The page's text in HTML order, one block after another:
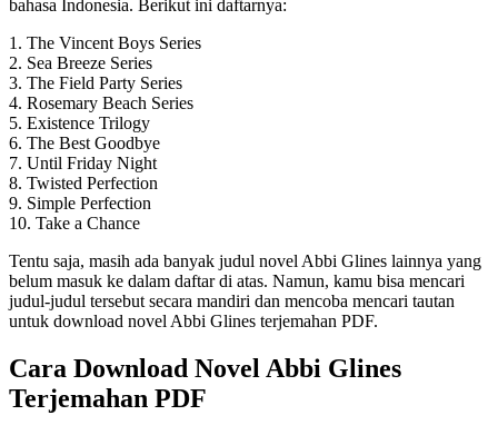
bahasa Indonesia. Berikut ini daftarnya:
1. The Vincent Boys Series
2. Sea Breeze Series
3. The Field Party Series
4. Rosemary Beach Series
5. Existence Trilogy
6. The Best Goodbye
7. Until Friday Night
8. Twisted Perfection
9. Simple Perfection
10. Take a Chance
Tentu saja, masih ada banyak judul novel Abbi Glines lainnya yang
belum masuk ke dalam daftar di atas. Namun, kamu bisa mencari
judul-judul tersebut secara mandiri dan mencoba mencari tautan
untuk download novel Abbi Glines terjemahan PDF.
Cara Download Novel Abbi Glines
Terjemahan PDF